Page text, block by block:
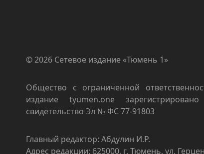
© 2026 Сетевое издание «Тюмень 1»
Общество с ограниченной
издание tyumen.one
свидетельство Эл № ФС 77-91803
Главный редактор: Абдулин И.Р.
Адрес редакции: 625000, г. Тюмень, ул.